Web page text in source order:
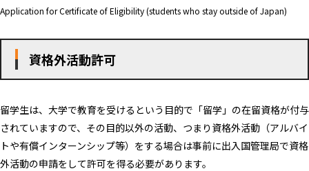
Application for Certificate of Eligibility (students who stay outside of Japan)
資格外活動許可
留学生は、大学で教育を受けるという目的で「留学」の在留資格が付与
されていますので、その目的以外の活動、つまり資格外活動（アルバイ
トや有償インターンシップ等）をする場合は事前に出入国管理局で資格
外活動の申請をして許可を得る必要があります。